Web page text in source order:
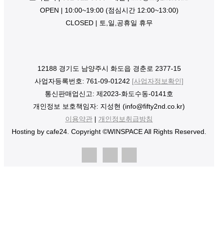
OPEN | 10:00~19:00 (점심시간 12:00~13:00)
CLOSED | 토,일,공휴일 휴무
12188 경기도 남양주시 화도읍 경춘로 2377-15
사업자등록번호: 761-09-01242 [사업자정보확인]
통신판매업신고: 제2023-화도수동-0141호
개인정보 보호책임자: 지성현 (info@fifty2nd.co.kr)
이용약관 | 개인정보취급방침
Hosting by cafe24. Copyright ©WINSPACE All Rights Reserved.